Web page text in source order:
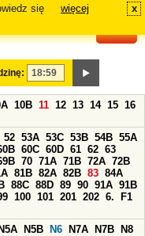
się
więcej x
10B 11 12 13 14 15 16
52 53A 53C 53B 54B 55A
60C 60D 61 62 63
70 71A 71B 72A 72B
81B 82A 82B 83 84A
88C 88D 89 90 91A 91B
100 101 201 202 6.
F1
N5A N5B N6 N7A N7B
N8